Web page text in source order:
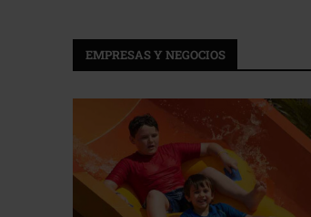
EMPRESAS Y NEGOCIOS